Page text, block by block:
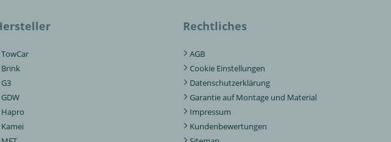
TowCar
Brink
G3
GDW
Hapro
Kamei
Rechtliches
AGB
Cookie Einstellungen
Datenschutzerklärung
Garantie auf Montage und Material
Impressum
Kundenbewertungen